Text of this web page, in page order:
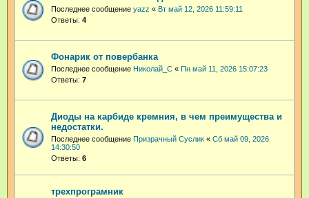
Последнее сообщение yazz « Вт май 12, 2026 11:59:11
Ответы: 4
Фонарик от повербанка
Последнее сообщение Николай_С « Пн май 11, 2026 15:07:23
Ответы: 7
Диоды на карбиде кремния, в чем преимущества и
недостатки.
Последнее сообщение Призрачный Суслик « Сб май 09, 2026
14:30:50
Ответы: 6
трехпрограмник